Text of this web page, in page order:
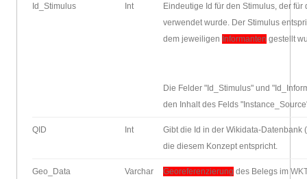
Id_Stimulus Int
Eindeutige Id für den Stimulus, der
verwendet wurde. Der Stimulus
dem jeweiligen Informanten gestellt
Die Felder "Id_Stimulus" und
den Inhalt des Felds
QID Int
Gibt die Id in der Wikidata-Datenbank (
die diesem Konzept entspricht.
Geo_Data Varchar Georeferenzierung des Belegs im